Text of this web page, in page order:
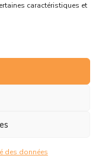
caractéristiques et
des données
gestion de mes
Légales